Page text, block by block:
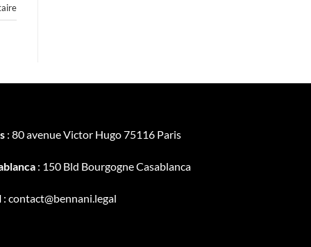
: 80 avenue Victor Hugo 75116 Paris
: 150 Bld Bourgogne Casablanca
: contact@bennani.legal